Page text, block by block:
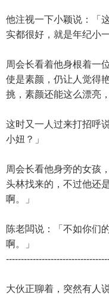
他注视一下小颖说：「
实都很好，就是年纪小
周会长看着他身根着一
使是素颜，仍让人觉得
挑，素颜还能这么漂亮
这时又一人过来打招呼
小妞？」
周会长看他身旁的女孩
头林找来的，不过他还
啊。」
陈老闆说：「不如你们
啊。」
大伙正聊着，突然有人